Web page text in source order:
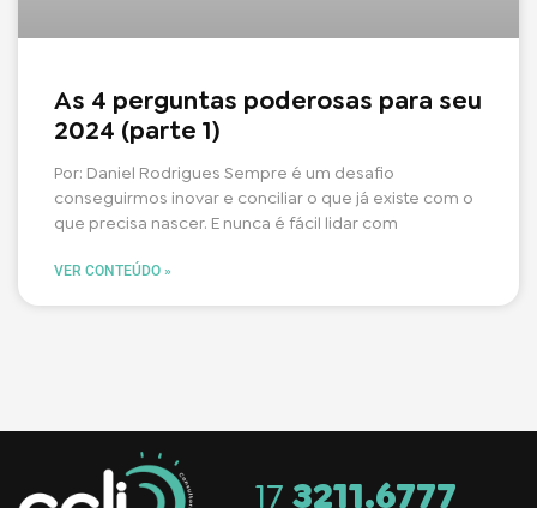
As 4 perguntas poderosas para seu
2024 (parte 1)
Por: Daniel Rodrigues Sempre é um desafio
conseguirmos inovar e conciliar o que já existe com o
que precisa nascer. E nunca é fácil lidar com
VER CONTEÚDO »
173211.6777